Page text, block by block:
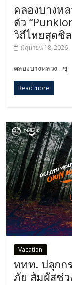
คลองบางห
ตัว
วิถีไทยสุดชิล
มิถุนายน 18, 2026
คลองบางหลวง…ชุ
Read more
Vacation
ททท. ปลุกก
ภัย สัมผัสช่ว